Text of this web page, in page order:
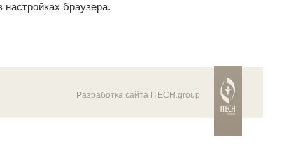
браузера.
Разработка сайта ITECH.group